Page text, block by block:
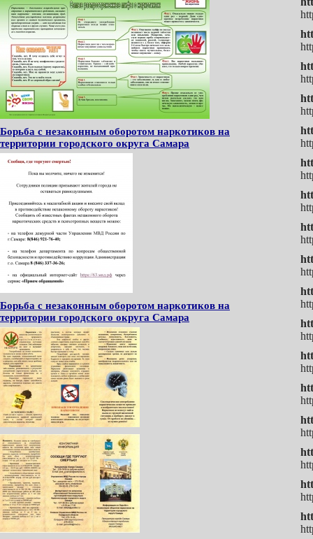
Борьба с незаконным оборотом наркотиков на
территории городского округа Самара
Борьба с незаконным оборотом наркотиков на
территории городского округа Самара